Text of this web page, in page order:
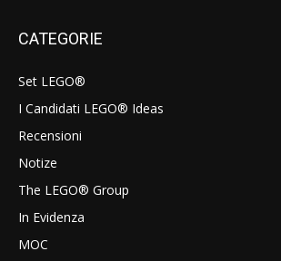
CATEGORIE
Set LEGO®
I Candidati LEGO® Ideas
Recensioni
Notize
The LEGO® Group
In Evidenza
MOC